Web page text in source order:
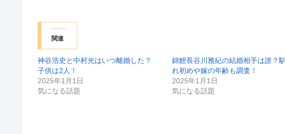
関連
神谷浩史と中村光はいつ離婚した？
子供は2人！
2025年1月1日
気になる話題
錦鯉長谷川雅紀の結婚相手は誰？馴
れ初めや嫁の年齢も調査！
2025年1月1日
気になる話題